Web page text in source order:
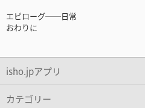
エピローグ──日常
おわりに
isho.jpアプリ
カテゴリー